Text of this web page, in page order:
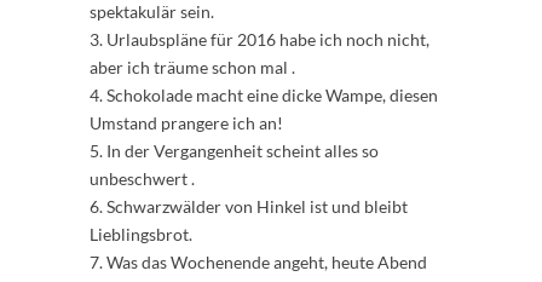
spektakulär sein.
3. Urlaubspläne für 2016 habe ich noch nicht,
aber ich träume schon mal .
4. Schokolade macht eine dicke Wampe, diesen
Umstand prangere ich an!
5. In der Vergangenheit scheint alles so
unbeschwert .
6. Schwarzwälder von Hinkel ist und bleibt
Lieblingsbrot.
7. Was das Wochenende angeht, heute Abend